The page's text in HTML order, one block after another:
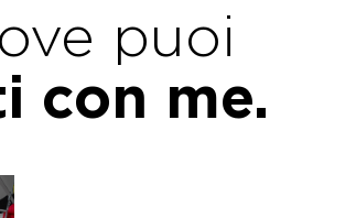
puoi
con me.